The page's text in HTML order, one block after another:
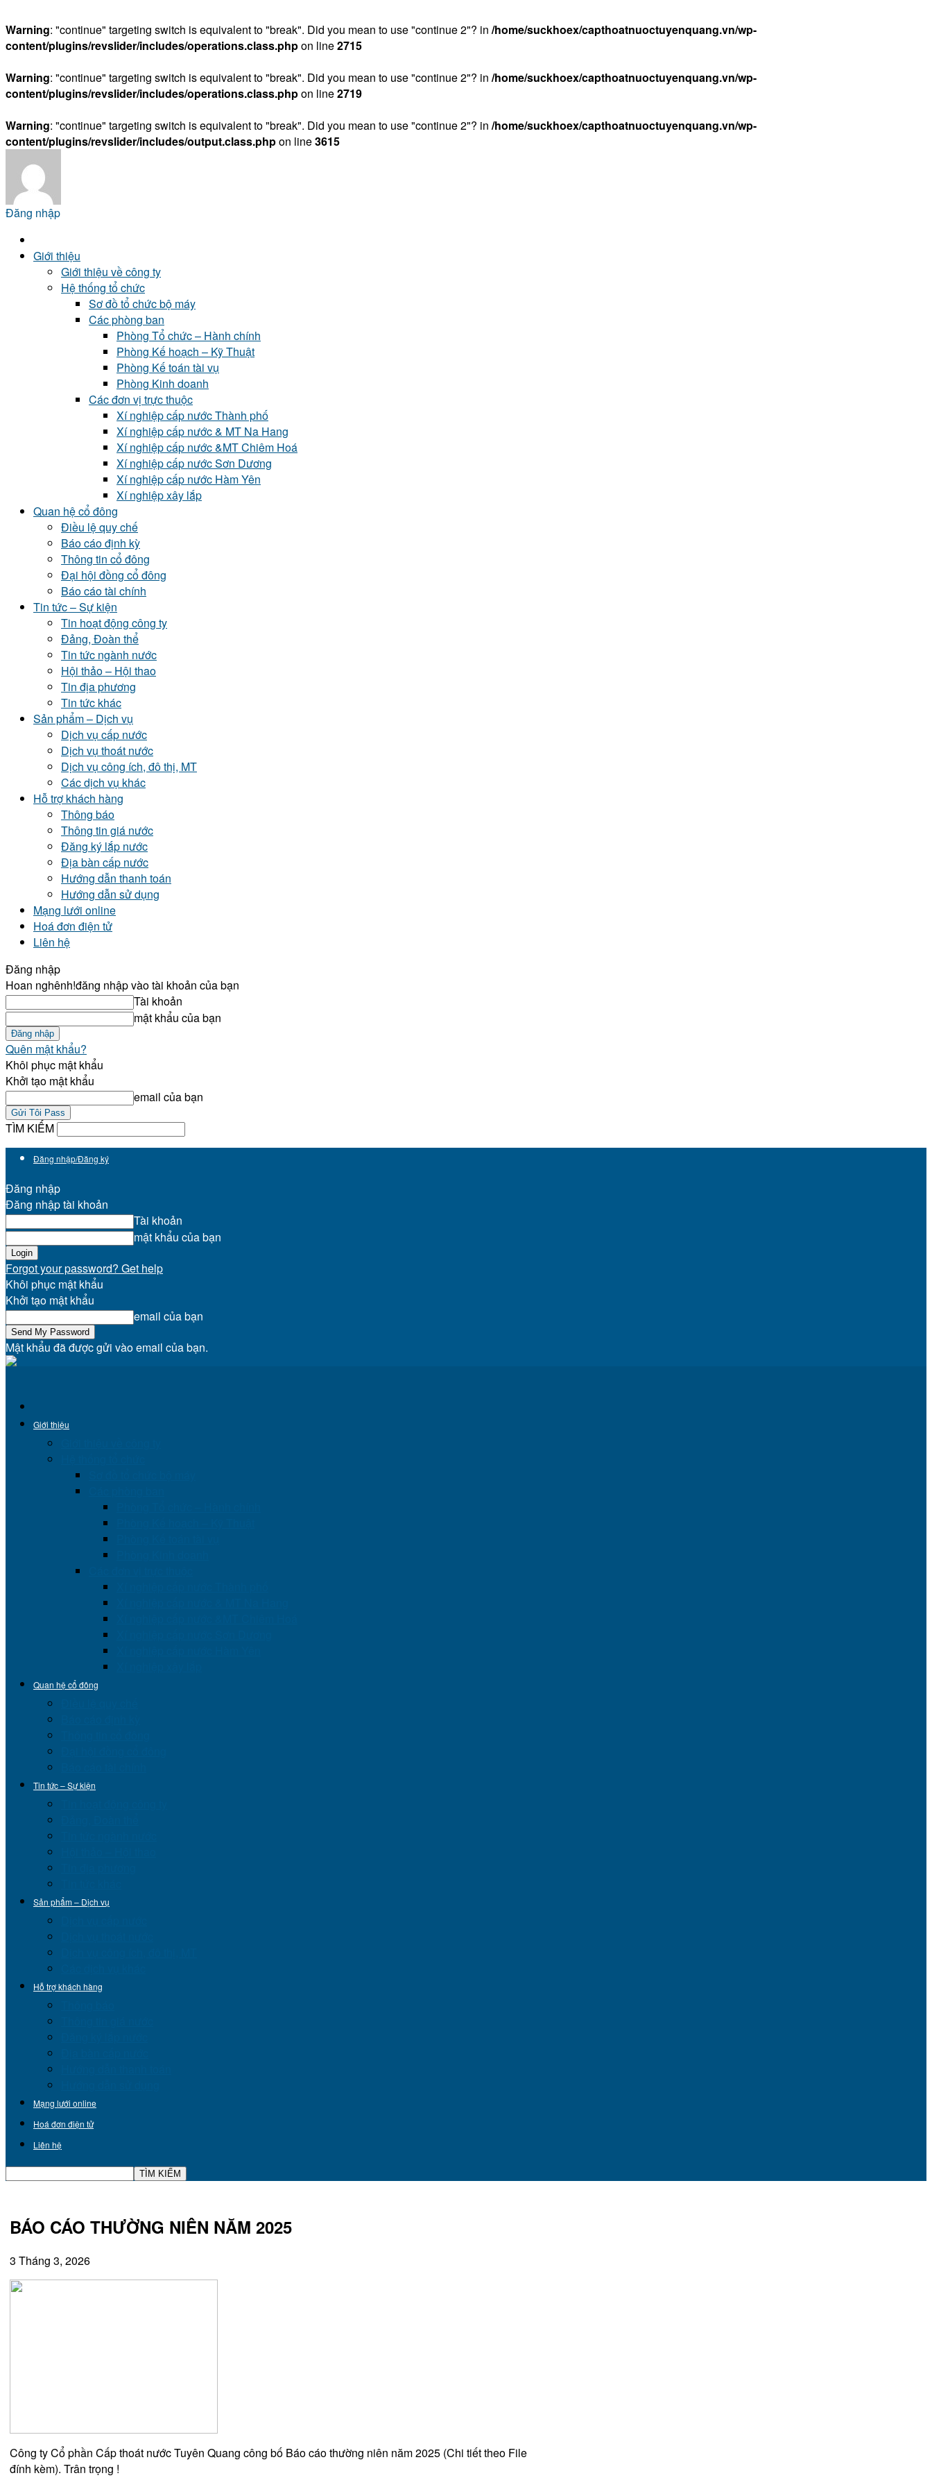
Warning: "continue" targeting switch is equivalent to "break". Did you mean to use "continue 2"? in /home/suckhoex/capthoatnuoctuyenquang.vn/wp-
content/plugins/revslider/includes/operations.class.phpon line2715
Warning: "continue" targeting switch is equivalent to "break". Did you mean to use "continue 2"? in /home/suckhoex/capthoatnuoctuyenquang.vn/wp-
content/plugins/revslider/includes/operations.class.phpon line2719
Warning: "continue" targeting switch is equivalent to "break". Did you mean to use "continue 2"? in /home/suckhoex/capthoatnuoctuyenquang.vn/wp-
content/plugins/revslider/includes/output.class.phpon line3615
Đăng nhập
Giới thiệu
Giới thiệu về công ty
Hệ thống tổ chức
Sơ đồ tổ chức bộ máy
Các phòng ban
Phòng Tổ chức – Hành chính
Phòng Kế hoạch – Kỹ Thuật
Phòng Kế toán tài vụ
Phòng Kinh doanh
Các đơn vị trực thuộc
Xí nghiệp cấp nước Thành phố
Xí nghiệp cấp nước & MT Na Hang
Xí nghiệp cấp nước &MT Chiêm Hoá
Xí nghiệp cấp nước Sơn Dương
Xí nghiệp cấp nước Hàm Yên
Xí nghiệp xây lắp
Quan hệ cổ đông
Điều lệ quy chế
Báo cáo định kỳ
Thông tin cổ đông
Đại hội đồng cổ đông
Báo cáo tài chính
Tin tức – Sự kiện
Tin hoạt động công ty
Đảng, Đoàn thể
Tin tức ngành nước
Hội thảo – Hội thao
Tin địa phương
Tin tức khác
Sản phẩm – Dịch vụ
Dịch vụ cấp nước
Dịch vụ thoát nước
Dịch vụ công ích, đô thị, MT
Các dịch vụ khác
Hỗ trợ khách hàng
Thông báo
Thông tin giá nước
Đăng ký lắp nước
Địa bàn cấp nước
Hướng dẫn thanh toán
Hướng dẫn sử dụng
Mạng lưới online
Hoá đơn điện tử
Liên hệ
Đăng nhập
Hoan nghênh!đăng nhập vào tài khoản của bạn
Tài khoản
mật khẩu của bạn
Quên mật khẩu?
Khôi phục mật khẩu
Khởi tạo mật khẩu
email của bạn
TÌM KIẾM
Đăng nhập/Đăng ký
Đăng nhập
Đăng nhập tài khoản
Tài khoản
mật khẩu của bạn
Forgot your password? Get help
Khôi phục mật khẩu
Khởi tạo mật khẩu
email của bạn
Mật khẩu đã được gửi vào email của bạn.
Giới thiệu
Quan hệ cổ đông
Tin tức – Sự kiện
Sản phẩm – Dịch vụ
Hỗ trợ khách hàng
Mạng lưới online
Hoá đơn điện tử
Liên hệ
BÁO CÁO THƯỜNG NIÊN NĂM 2025
3 Tháng 3, 2026
Công ty Cổ phần Cấp thoát nước Tuyên Quang công bố Báo cáo thường niên năm 2025 (Chi tiết theo File
đính kèm). Trân trọng !